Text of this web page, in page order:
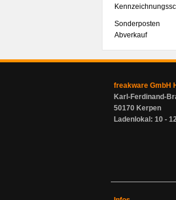
Sonderposten
Abverkauf
freakware GmbH
Karl-Ferdinand-
50170 Kerpen
Ladenlokal: 10 -